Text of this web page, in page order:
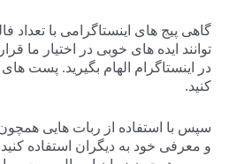
گاهی پیج های اینستاگرامی با تعداد
توانند ایده های خوبی در اختیار ما
در اینستاگرام الهام بگیرید. پست
کنید.
سپس با استفاده از ربات هایی
و معرفی خود به دیگران استفاده